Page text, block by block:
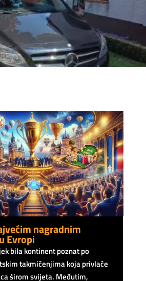
nagradnim
Evropi
bila kontinent poznat po
takmičenjima koja privlače
širom svijeta. Međutim,